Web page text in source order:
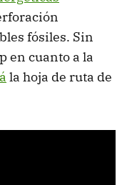
fósiles. Sin
en cuanto a la
la hoja de ruta de